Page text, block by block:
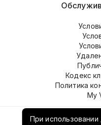
При использовании
О
Кодекс
Политика
My